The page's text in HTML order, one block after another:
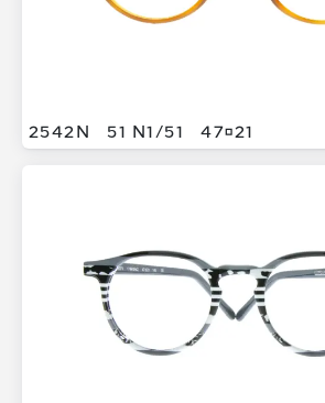
2542N 51 N1/51 4721